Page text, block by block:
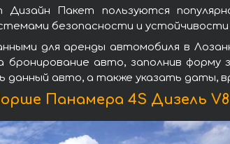
Пакет пользуются
безопасности и устойчивости
для аренды автомобиля в
авто, заполнив
авто, а также указать даты,
Панамера 4S Дизель